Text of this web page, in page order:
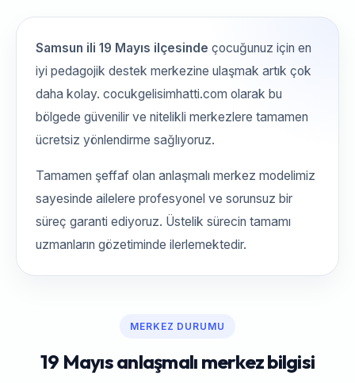
Samsun ili 19 Mayıs ilçesinde çocuğunuz için en
iyi pedagojik destek merkezine ulaşmak artık çok
daha kolay. cocukgelisimhatti.com olarak bu
bölgede güvenilir ve nitelikli merkezlere tamamen
ücretsiz yönlendirme sağlıyoruz.
Tamamen şeffaf olan anlaşmalı merkez modelimiz
sayesinde ailelere profesyonel ve sorunsuz bir
süreç garanti ediyoruz. Üstelik sürecin tamamı
uzmanların gözetiminde ilerlemektedir.
MERKEZ DURUMU
19 Mayıs anlaşmalı merkez bilgisi